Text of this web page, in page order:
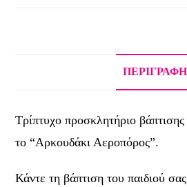
ΠΕΡΙΓΡΑΦΉ
Τρίπτυχο προσκλητήριο
το “Αρκουδάκι Αεροπόρος”.
Κάντε τη βάπτιση του παιδιού